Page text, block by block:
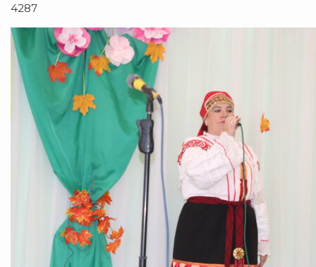
4287